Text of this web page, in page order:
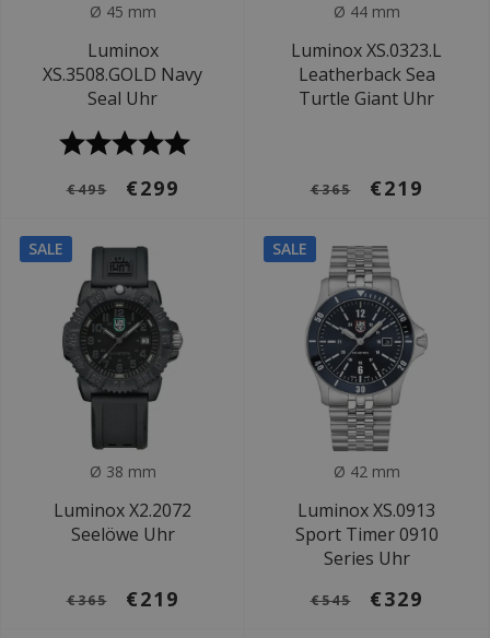
Ø 45 mm
Luminox
XS.3508.GOLD Navy
Seal Uhr
€495 €299
Ø 44 mm
Luminox XS.0323.L
Leatherback Sea
Turtle Giant Uhr
€365 €219
SALE
Ø 38 mm
Luminox X2.2072
Seelöwe Uhr
€365 €219
SALE
Ø 42 mm
Luminox XS.0913
Sport Timer 0910
Series Uhr
€545 €329